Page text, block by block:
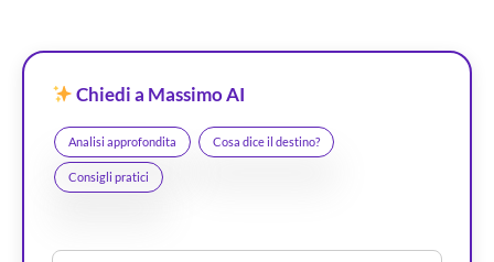
Chiedi a Massimo AI
Analisi approfondita Cosa dice il destino?
Consigli pratici